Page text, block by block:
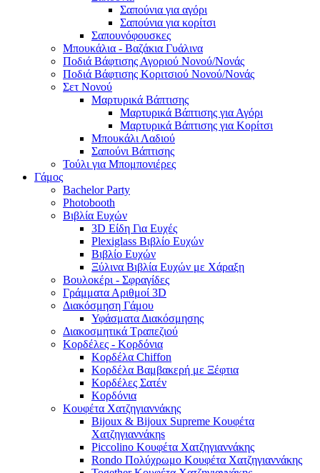
Σαπούνια για αγόρι
Σαπούνια για κορίτσι
Σαπουνόφουσκες
Μπουκάλια - Βαζάκια Γυάλινα
Ποδιά Βάφτισης Αγοριού Νονού/Νονάς
Ποδιά Βάφτισης Κοριτσιού Νονού/Νονάς
Σετ Νονού
Μαρτυρικά Βάπτισης
Μαρτυρικά Βάπτισης για Αγόρι
Μαρτυρικά Βάπτισης για Κορίτσι
Μπουκάλι Λαδιού
Σαπούνι Βάπτισης
Τούλι για Μπομπονιέρες
Γάμος
Bachelor Party
Photobooth
Βιβλία Ευχών
3D Είδη Για Ευχές
Plexiglass Βιβλίο Ευχών
Βιβλίο Ευχών
Ξύλινα Βιβλία Ευχών με Χάραξη
Βουλοκέρι - Σφραγίδες
Γράμματα Αριθμοί 3D
Διακόσμηση Γάμου
Υφάσματα Διακόσμησης
Διακοσμητικά Τραπεζιού
Κορδέλες - Κορδόνια
Κορδέλα Chiffon
Κορδέλα Βαμβακερή με Ξέφτια
Κορδέλες Σατέν
Κορδόνια
Κουφέτα Χατζηγιαννάκης
Bijoux & Bijoux Supreme Κουφέτα
Χατζηγιαννάκηs
Piccolino Κουφέτα Χατζηγιαννάκης
Rondo Πολύχρωμο Κουφέτα Χατζηγιαννάκης